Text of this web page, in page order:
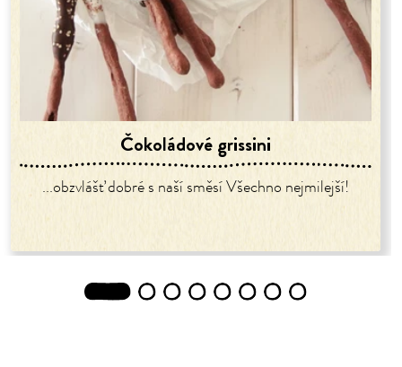
Čokoládové grissini
...obzvlášť dobré s naší směsí Všechno nejmilejší!
2 3 4 5 6 7 8